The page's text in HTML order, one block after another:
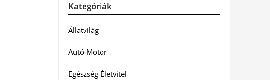
Kategóriák
Állatvilág
Autó-Motor
Egészség-Életvitel